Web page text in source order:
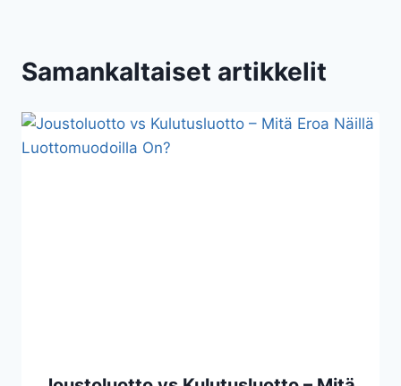
Samankaltaiset artikkelit